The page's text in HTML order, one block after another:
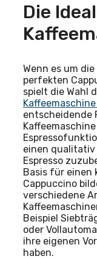
Die
Wenn es um
perfekten
spielt die Wahl
Kaffeemaschine
entscheidende
einen
Espresso
Basis für einen
Cappuccino
verschiedene
Beispiel
oder
ihre eigenen
haben.